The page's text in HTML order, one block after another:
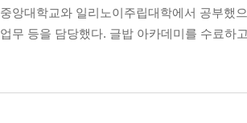
중앙대학교와 일리노이주립대학에서 공부했
업무 등을 담당했다. 글밥 아카데미를 수료하